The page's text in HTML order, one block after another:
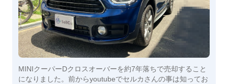
MINIクーパーDクロスオーバーを約7年落ちで売却すること
になりました。前からyoutubeでセルカさんの事は知ってお